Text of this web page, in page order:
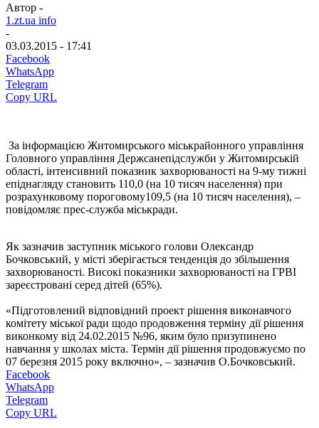
Автор -
1.zt.ua info
-
03.03.2015 - 17:41
Facebook
WhatsApp
Telegram
Copy URL
За інформацією Житомирського міськрайонного управління
Головного управління Держсанепідслужби у Житомирській
області, інтенсивний показник захворюваності на 9-му тижні
епіднагляду становить 110,0 (на 10 тисяч населення) при
розрахунковому пороговому109,5 (на 10 тисяч населення), –
повідомляє прес-служба міськради.
Як зазначив заступник міського голови Олександр
Бочковський, у місті зберігається тенденція до збільшення
захворюваності. Високі показники захворюваності на ГРВІ
зареєстровані серед дітей (65%).
«Підготовлений відповідний проект рішення виконавчого
комітету міської ради щодо продовження терміну дії рішення
виконкому від 24.02.2015 №96, яким було призупинено
навчання у школах міста. Термін дії рішення продовжуємо по
07 березня 2015 року включно», – зазначив О.Бочковський.
Facebook
WhatsApp
Telegram
Copy URL